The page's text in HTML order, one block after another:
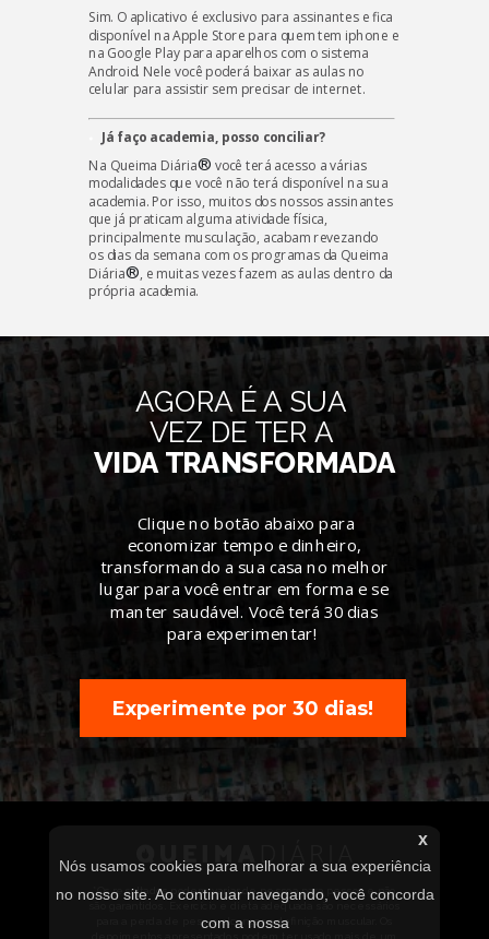
Experimente por 30 dias!
Clique no botão abaixo para
economizar tempo e dinheiro,
transformando a sua casa no melhor
lugar para você entrar em forma e se
manter saudável. Você terá 30 dias
para experimentar!
AGORA É A SUA
VEZ DE TER A
VIDA TRANSFORMADA
Sim. O aplicativo é exclusivo para assinantes e fica
disponível na Apple Store para quem tem iphone e
na Google Play para aparelhos com o sistema
Android. Nele você poderá baixar as aulas no
celular para assistir sem precisar de internet.
Já faço academia, posso conciliar?
Na Queima Diária® você terá acesso a várias
modalidades que você não terá disponível na sua
academia. Por isso, muitos dos nossos assinantes
que já praticam alguma atividade física,
principalmente musculação, acabam revezando
os dias da semana com os programas da Queima
Diária® , e muitas vezes fazem as aulas dentro da
própria academia.
*Os resultados podem variar de pessoa para pessoa e não
são garantidos. Exercício e dieta adequada são necessários
para a perda de peso e alcançar a definição muscular. Os
x
Nós usamos cookies para melhorar a sua experiência
no nosso site. Ao continuar navegando, você concorda
com a nossa